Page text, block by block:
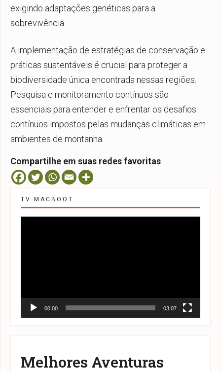
exigindo adaptações genéticas para a
sobrevivência.
A implementação de estratégias de conservação e
práticas sustentáveis é crucial para proteger a
biodiversidade única encontrada nessas regiões.
Pesquisa e monitoramento contínuos são
essenciais para entender e enfrentar os desafios
contínuos impostos pelas mudanças climáticas em
ambientes de montanha.
Compartilhe em suas redes favoritas
TV MACBOOT
00:00 03:07
Melhores Aventuras